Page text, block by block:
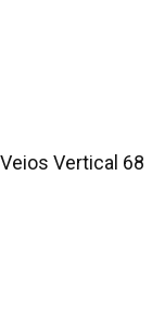
Vertical 68